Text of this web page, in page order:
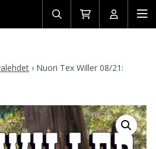
Avaa/sulje
haku
Siirry
ostoskoriin
Avaa/
› Nuori Tex Willer 08/21: